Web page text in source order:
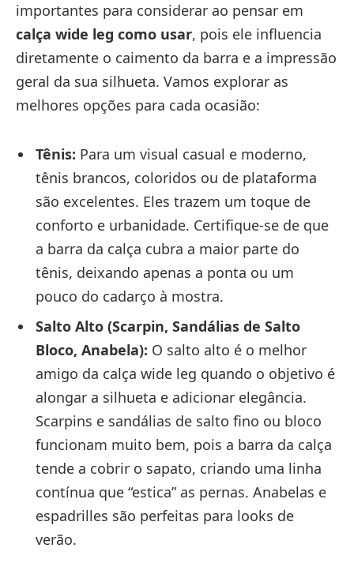
importantes para considerar ao pensar em
calça wide leg como usar, pois ele influencia
diretamente o caimento da barra e a impressão
geral da sua silhueta. Vamos explorar as
melhores opções para cada ocasião:
Tênis: Para um visual casual e moderno,
tênis brancos, coloridos ou de plataforma
são excelentes. Eles trazem um toque de
conforto e urbanidade. Certifique-se de que
a barra da calça cubra a maior parte do
tênis, deixando apenas a ponta ou um
pouco do cadarço à mostra.
Salto Alto (Scarpin, Sandálias de Salto
Bloco, Anabela): O salto alto é o melhor
amigo da calça wide leg quando o objetivo é
alongar a silhueta e adicionar elegância.
Scarpins e sandálias de salto fino ou bloco
funcionam muito bem, pois a barra da calça
tende a cobrir o sapato, criando uma linha
contínua que “estica” as pernas. Anabelas e
espadrilles são perfeitas para looks de
verão.